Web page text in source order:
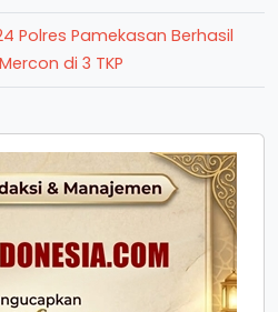
Polres Pamekasan Berhasil
di 3 TKP